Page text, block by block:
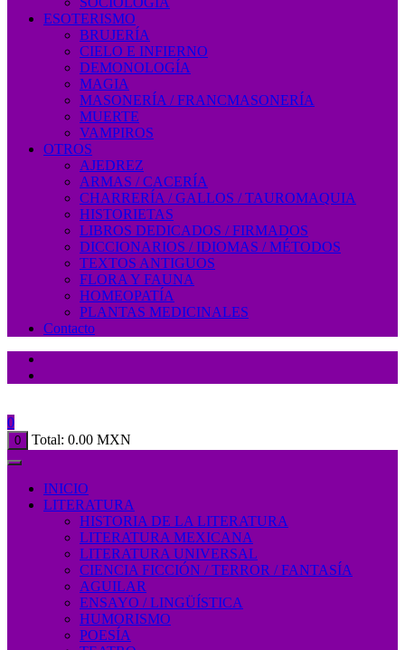
ESOTERISMO
BRUJERÍA
CIELO E INFIERNO
DEMONOLOGÍA
MAGIA
MASONERÍA / FRANCMASONERÍA
MUERTE
VAMPIROS
OTROS
AJEDREZ
ARMAS / CACERÍA
CHARRERÍA / GALLOS / TAUROMAQUIA
HISTORIETAS
LIBROS DEDICADOS / FIRMADOS
DICCIONARIOS / IDIOMAS / MÉTODOS
TEXTOS ANTIGUOS
FLORA Y FAUNA
HOMEOPATÍA
PLANTAS MEDICINALES
Contacto
0
0 Total: 0.00 MXN
INICIO
LITERATURA
HISTORIA DE LA LITERATURA
LITERATURA MEXICANA
LITERATURA UNIVERSAL
CIENCIA FICCIÓN / TERROR / FANTASÍA
AGUILAR
ENSAYO / LINGÜÍSTICA
HUMORISMO
POESÍA